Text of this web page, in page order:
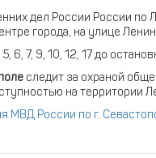
дел России России
города, на улице
6, 7, 9, 10, 12, 17 до
следит за охраной
на территории
МВД России по г.